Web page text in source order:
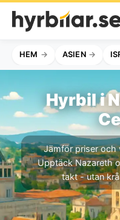
HEM ASIEN
Hyrbil i
Jämför priser och
Upptäck Nazareth
takt - utan